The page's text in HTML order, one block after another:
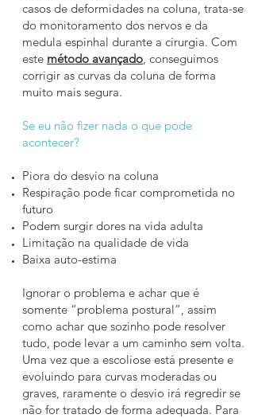
casos de deformidades na coluna, trata-se
do monitoramento dos nervos e da
medula espinhal durante a cirurgia. Com
este método avançado, conseguimos
corrigir as curvas da coluna de forma
muito mais segura.
Se eu não fizer nada o que pode
acontecer?
Piora do desvio na coluna
Respiração pode ficar comprometida no
futuro
Podem surgir dores na vida adulta
Limitação na qualidade de vida
Baixa auto-estima
Ignorar o problema e achar que é
somente “problema postural”, assim
como achar que sozinho pode resolver
tudo, pode levar a um caminho sem volta.
Uma vez que a escoliose está presente e
evoluindo para curvas moderadas ou
graves, raramente o desvio irá regredir se
não for tratado de forma adequada. Para